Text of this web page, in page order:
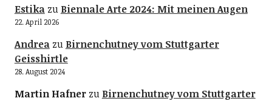
Estikazu Biennale Arte 2024: Mit meinen Augen
22. April 2026
Andreazu Birnenchutney vom Stuttgarter
Geisshirtle
28. August 2024
Martin Hafnerzu Birnenchutney vom Stuttgarter